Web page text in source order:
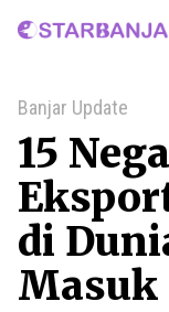
Home
Banjar Update
15
di
Masuk